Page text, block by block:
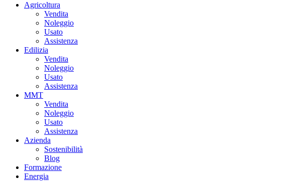
Agricoltura
Vendita
Noleggio
Usato
Assistenza
Edilizia
Vendita
Noleggio
Usato
Assistenza
MMT
Vendita
Noleggio
Usato
Assistenza
Azienda
Sostenibilità
Blog
Formazione
Energia